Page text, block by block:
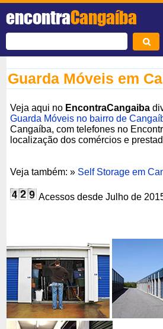
encontraCangaíba
Guarda Móveis em
Veja aqui no EncontraCangaiba
Guarda Móveis no bairro de
Cangaíba, com telefones no
localização dos comércios e
Veja também: » Self Storage em
Acessos desde Julho de